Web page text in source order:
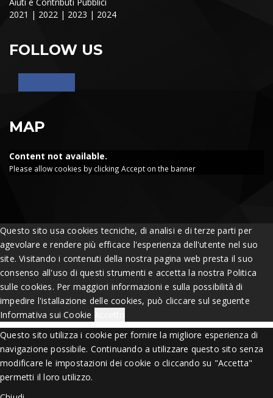
2021 | 2022 | 2023 | 2024
FOLLOW US
MAP
Content not available.
Please allow cookies by clicking Accept on the banner
Questo sito usa cookies tecniche, di analisi e di terze parti per
agevolare e rendere più efficace l'esperienza dell'utente nel suo
site. Visitando i contenuti della nostra pagina web presta il suo
consenso all'uso di questi strumenti e accetta la nostra Politica
sulle cookies. Per maggiori informazioni e sulla possibilità di
impedire l'istallazione delle cookies, può cliccare sul seguente
Informativa sui Cookie
Questo sito utilizza i cookie per fornire la migliore esperienza di
navigazione possibile. Continuando a utilizzare questo sito senza
modificare le impostazioni dei cookie o cliccando su "Accetta"
permetti il loro utilizzo.